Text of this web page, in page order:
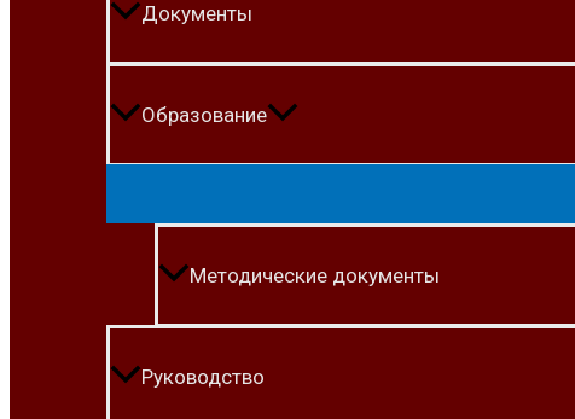
Документы
Образование
Методические документы
Руководство